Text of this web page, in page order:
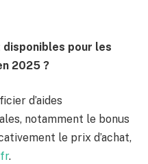
disponibles pour les
2025 ?
d’aides
notamment le bonus
le prix d’achat,
.